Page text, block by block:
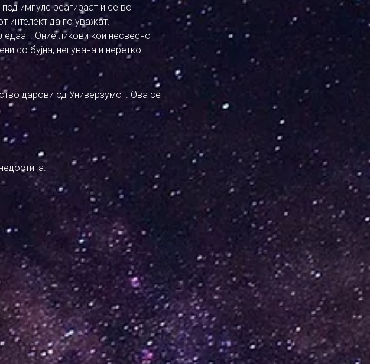
импулс реагираат и се во
интелект да го уважат.
Оние ликови кои несвесно
со бујна, негувана и неретко
дарови од Универзумот. Ова се